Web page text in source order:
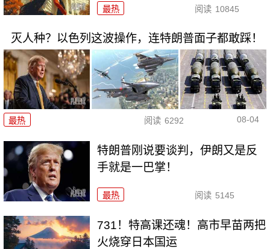
最热 阅读 10845
灭人种？以色列这波操作，连特朗普面子都敢踩！
最热 阅读 6292 08-04
特朗普刚说要谈判，伊朗又是反
手就是一巴掌！
最热 阅读 5145
731！特高课还魂！高市早苗两把
火烧穿日本国运